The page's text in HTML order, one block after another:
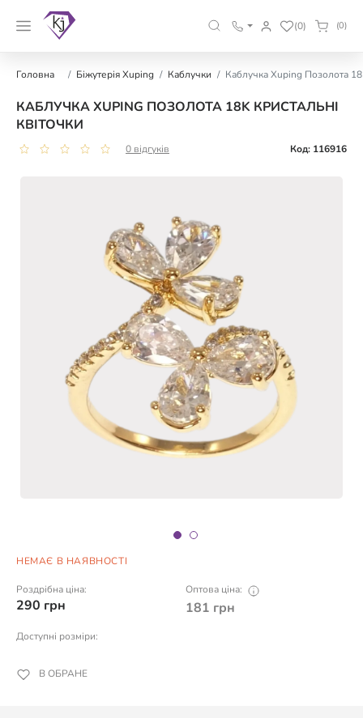
(0) (0)
Головна Біжутерія Xuping Каблучки Каблучка Xuping Позолота
КАБЛУЧКА XUPING ПОЗОЛОТА 18K КРИСТАЛЬНІ
КВІТОЧКИ
0 відгуків Код: 116916
НЕМАЄ В НАЯВНОСТІ
Роздрібна ціна:
290 грн
Оптова ціна:
181 грн
Доступні розміри:
В ОБРАНЕ